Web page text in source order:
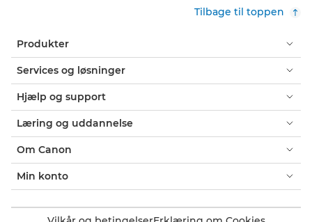
Tilbage til toppen
Produkter
Services og løsninger
Hjælp og support
Læring og uddannelse
Om Canon
Min konto